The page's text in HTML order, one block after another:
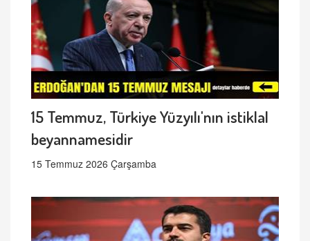
15 Temmuz, Türkiye Yüzyılı'nın istiklal
beyannamesidir
15 Temmuz 2026 Çarşamba